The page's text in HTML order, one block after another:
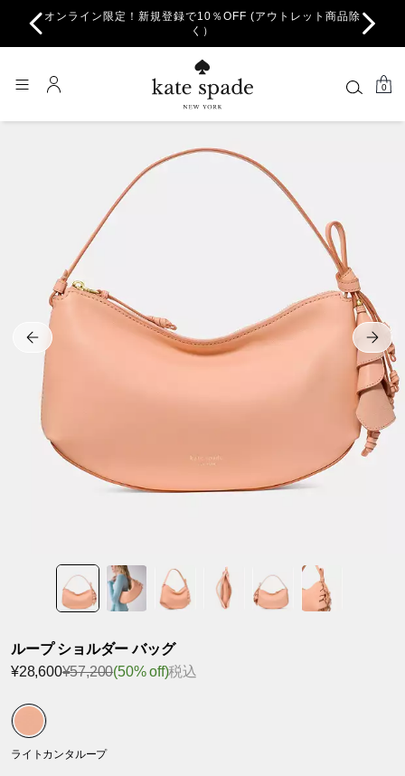
オンライン限定！新規登録で10％OFF (アウトレット商品除
く）
0
ループ ショルダー バッグ
¥28,600¥57,200(50% off)税込
ライトカンタループ